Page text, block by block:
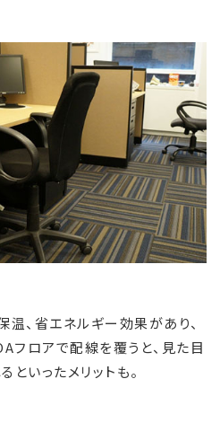
温、省エネルギー効果があり、
フロアで配線を覆うと、見た目
いったメリットも。